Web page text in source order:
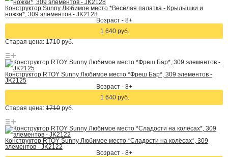
Конструктор Sunny Любимое место *Весёлая палатка - Крылышки и
ножки*, 309 элементов - JK2128
Возраст - 8+
1 640 руб.
Старая цена: 1710 руб.
Конструктор RTOY Sunny Любимое место *Фреш Бар*, 309 элементов -
JK2125
Возраст - 8+
1 640 руб.
Старая цена: 1710 руб.
Конструктор RTOY Sunny Любимое место *Сладости на колёсах*, 309
элементов - JK2122
Возраст - 8+